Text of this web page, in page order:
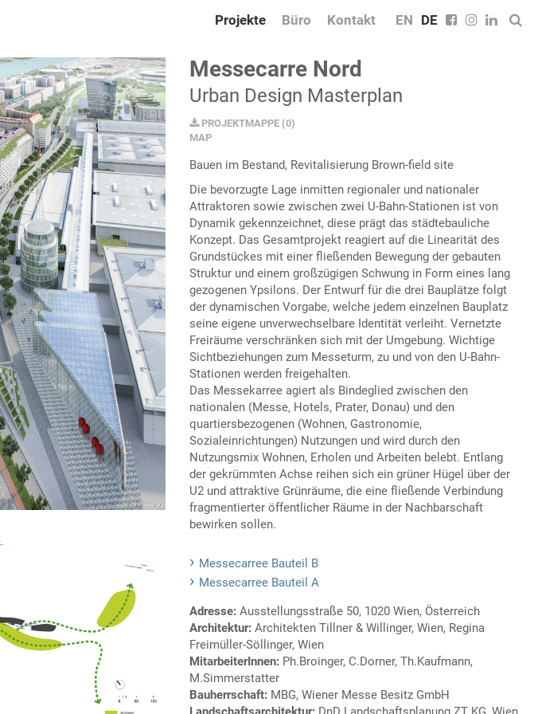
Projekte Büro Kontakt EN DE
Messecarre Nord
Urban Design Masterplan
PROJEKTMAPPE (0)
MAP
Bauen im Bestand, Revitalisierung Brown-field site
Die bevorzugte Lage inmitten regionaler und nationaler
Attraktoren sowie zwischen zwei U-Bahn-Stationen ist von
Dynamik gekennzeichnet, diese prägt das städtebauliche
Konzept. Das Gesamtprojekt reagiert auf die Linearität des
Grundstückes mit einer fließenden Bewegung der gebauten
Struktur und einem großzügigen Schwung in Form eines lang
gezogenen Ypsilons. Der Entwurf für die drei Bauplätze folgt
der dynamischen Vorgabe, welche jedem einzelnen Bauplatz
seine eigene unverwechselbare Identität verleiht. Vernetzte
Freiräume verschränken sich mit der Umgebung. Wichtige
Sichtbeziehungen zum Messeturm, zu und von den U-Bahn-
Stationen werden freigehalten.
Das Messekarree agiert als Bindeglied zwischen den
nationalen (Messe, Hotels, Prater, Donau) und den
quartiersbezogenen (Wohnen, Gastronomie,
Sozialeinrichtungen) Nutzungen und wird durch den
Nutzungsmix Wohnen, Erholen und Arbeiten belebt. Entlang
der gekrümmten Achse reihen sich ein grüner Hügel über der
U2 und attraktive Grünräume, die eine fließende Verbindung
fragmentierter öffentlicher Räume in der Nachbarschaft
bewirken sollen.
Messecarree Bauteil B
Messecarree Bauteil A
Adresse: Ausstellungsstraße 50, 1020 Wien, Österreich
Architektur: Architekten Tillner & Willinger, Wien, Regina
Freimüller-Söllinger, Wien
MitarbeiterInnen: Ph.Broinger, C.Dorner, Th.Kaufmann,
M.Simmerstatter
Bauherrschaft: MBG, Wiener Messe Besitz GmbH